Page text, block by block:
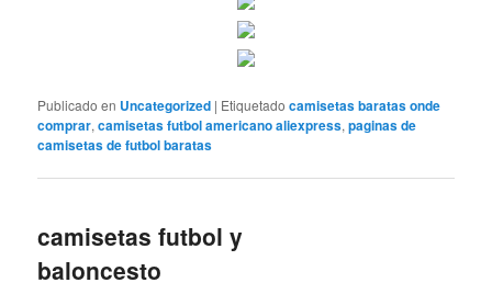
Publicado en Uncategorized | Etiquetado camisetas baratas onde
comprar,camisetas futbol americano aliexpress,paginas de
camisetas de futbol baratas
camisetas futbol y
baloncesto